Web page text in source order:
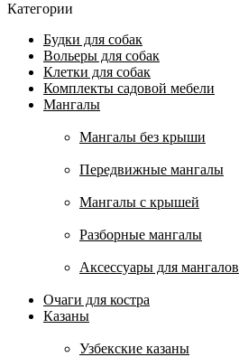
Категории
Будки для собак
Вольеры для собак
Клетки для собак
Комплекты садовой мебели
Мангалы
Мангалы без крыши
Передвижные мангалы
Мангалы с крышей
Разборные мангалы
Аксессуары для мангалов
Очаги для костра
Казаны
Узбекские казаны